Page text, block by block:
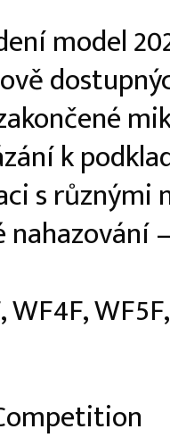
model
k
s různými
nahazování